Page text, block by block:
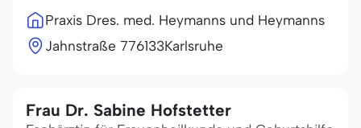
Praxis Dres. med. Heymanns und Heymanns
Jahnstraße 776133Karlsruhe
Frau Dr. Sabine Hofstetter